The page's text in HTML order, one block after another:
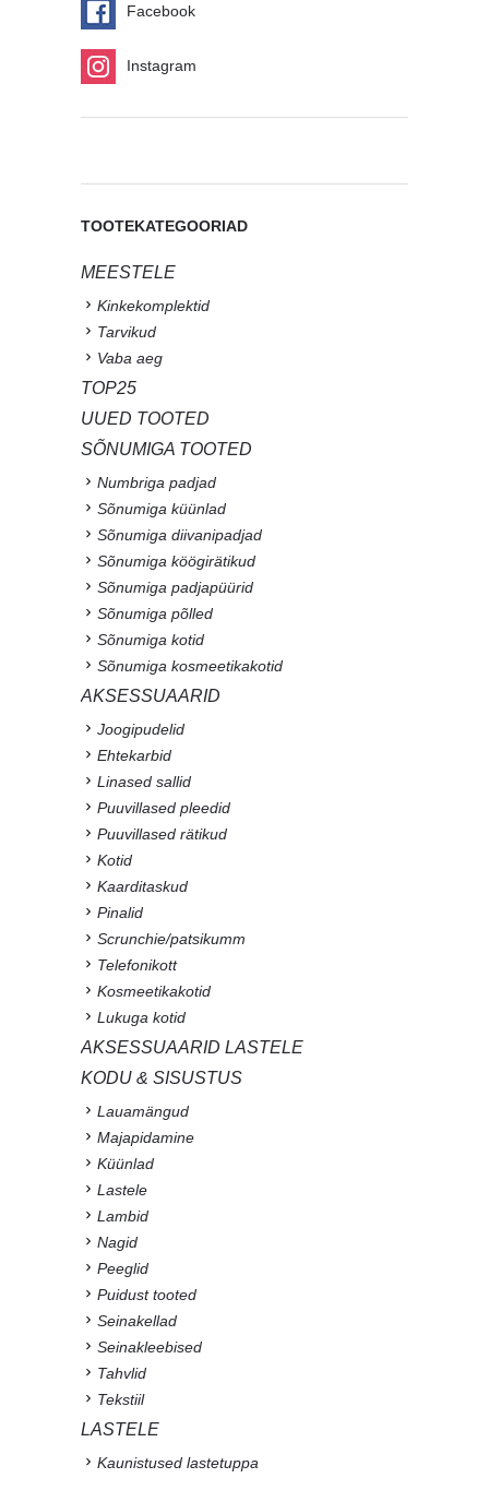
Facebook
Instagram
TOOTEKATEGOORIAD
MEESTELE
Kinkekomplektid
Tarvikud
Vaba aeg
TOP25
UUED TOOTED
SÕNUMIGA TOOTED
Numbriga padjad
Sõnumiga küünlad
Sõnumiga diivanipadjad
Sõnumiga köögirätikud
Sõnumiga padjapüürid
Sõnumiga põlled
Sõnumiga kotid
Sõnumiga kosmeetikakotid
AKSESSUAARID
Joogipudelid
Ehtekarbid
Linased sallid
Puuvillased pleedid
Puuvillased rätikud
Kotid
Kaarditaskud
Pinalid
Scrunchie/patsikumm
Telefonikott
Kosmeetikakotid
Lukuga kotid
AKSESSUAARID LASTELE
KODU & SISUSTUS
Lauamängud
Majapidamine
Küünlad
Lastele
Lambid
Nagid
Peeglid
Puidust tooted
Seinakellad
Seinakleebised
Tahvlid
Tekstiil
LASTELE
Kaunistused lastetuppa